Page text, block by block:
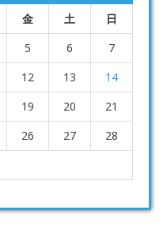
金 土
日
5 6
7
12 13
14
19 20
21
26 27
28